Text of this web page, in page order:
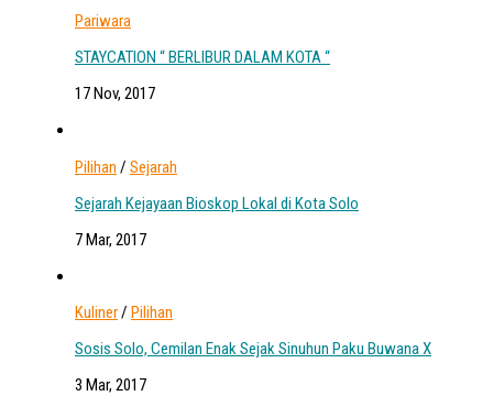
Pariwara
STAYCATION “ BERLIBUR DALAM KOTA “
17 Nov, 2017
Pilihan / Sejarah
Sejarah Kejayaan Bioskop Lokal di Kota Solo
7 Mar, 2017
Kuliner/ Pilihan
Sosis Solo, Cemilan Enak Sejak Sinuhun Paku Buwana X
3 Mar, 2017